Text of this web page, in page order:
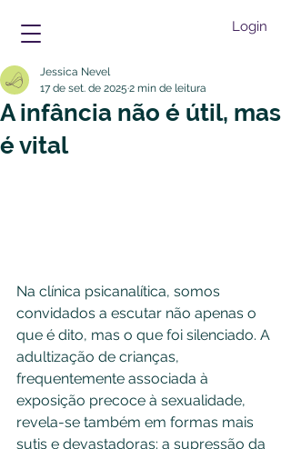
Login
A infância não é útil, mas
é vital
Jessica Nevel
17 de set. de 2025 2 min de leitura
Na clínica psicanalítica, somos
convidados a escutar não apenas o
que é dito, mas o que foi silenciado. A
adultização de crianças,
frequentemente associada à
exposição precoce à sexualidade,
revela-se também em formas mais
sutis e devastadoras: a supressão da